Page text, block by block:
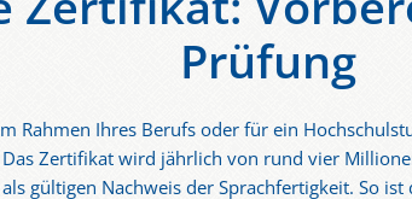
Prüfung
Rahmen Ihres Berufs oder für ein
Das Zertifikat wird jährlich von rund vier
gültigen Nachweis der Sprachfertigkeit. So